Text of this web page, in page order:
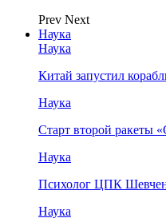
Prev Next
Наука
Наука
Китай запустил
Наука
Старт второй ракеты
Наука
Психолог ЦПК
Наука